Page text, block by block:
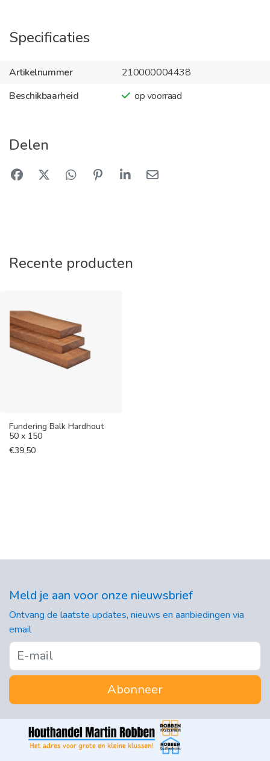
Specificaties
Artikelnummer
210000004438
Beschikbaarheid
op voorraad
Delen
Recente producten
Fundering Balk Hardhout
50 x 150
€39,50
Meld je aan voor onze nieuwsbrief
Ontvang de laatste updates, nieuws en aanbiedingen via
email
Abonneer